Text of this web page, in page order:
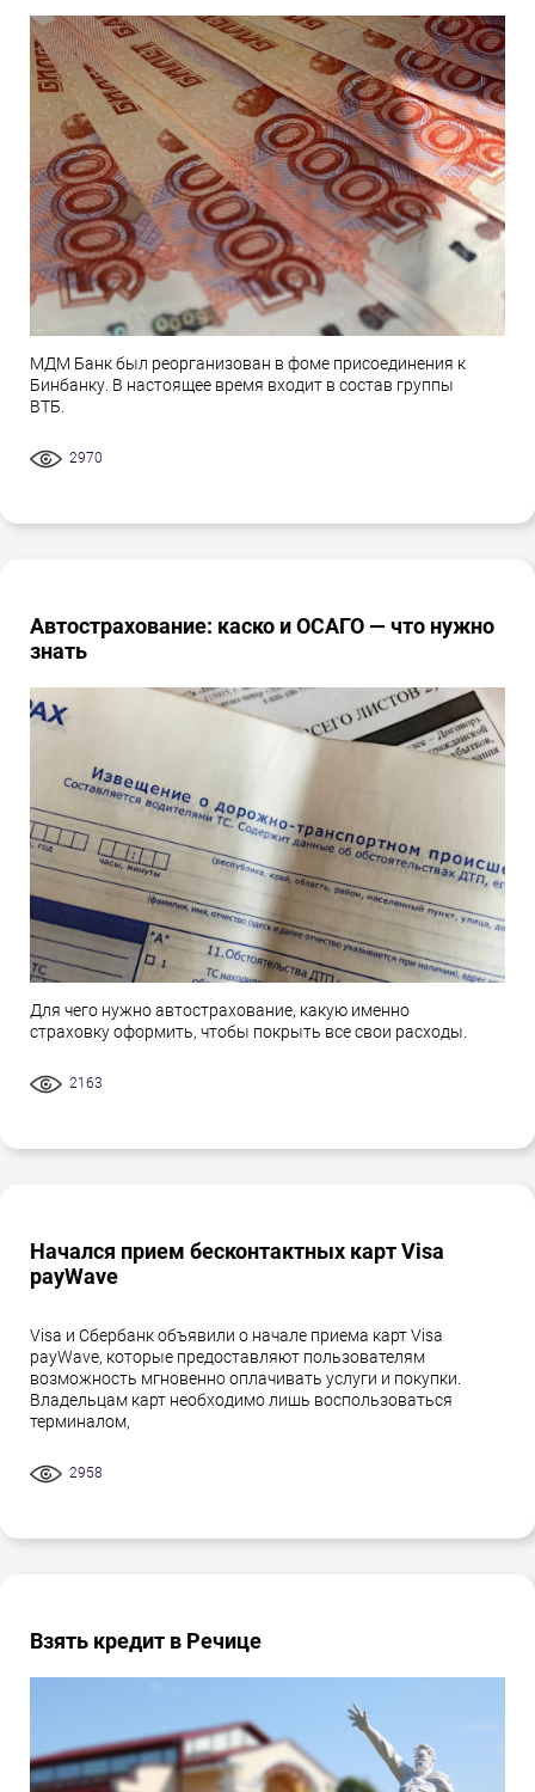
МДМ Банк был реорганизован в фоме присоединения к
Бинбанку. В настоящее время входит в состав группы
ВТБ.
2970
Автострахование: каско и ОСАГО — что нужно
знать
Для чего нужно автострахование, какую именно
страховку оформить, чтобы покрыть все свои расходы.
2163
Начался прием бесконтактных карт Visa
payWave
Visa и Сбербанк объявили о начале приема карт Visa
payWave, которые предоставляют пользователям
возможность мгновенно оплачивать услуги и покупки.
Владельцам карт необходимо лишь воспользоваться
терминалом,
2958
Взять кредит в Речице